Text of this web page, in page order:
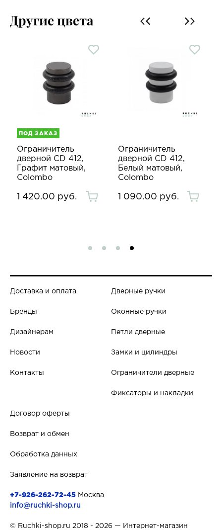
Другие цвета
ПОД ЗАКАЗ
Ограничитель
дверной CD 412,
Графит матовый,
Colombo
1 420.00 руб.
Ограничитель
дверной CD 412,
Белый матовый,
Colombo
1 090.00 руб.
Доставка и оплата
Бренды
Дизайнерам
Новости
Контакты
Дверные ручки
Оконные ручки
Петли дверные
Замки и цилиндры
Ограничители дверные
Фиксаторы и накладки
Договор оферты
Возврат и обмен
Обработка данных
Заявление на возврат
+7-926-262-72-45 Москва
info@ruchki-shop.ru
© Ruchki-shop.ru 2018 - 2026 — Интернет-магазин